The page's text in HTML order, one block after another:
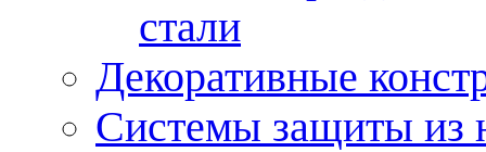
стали
Декоративные
Системы защиты из